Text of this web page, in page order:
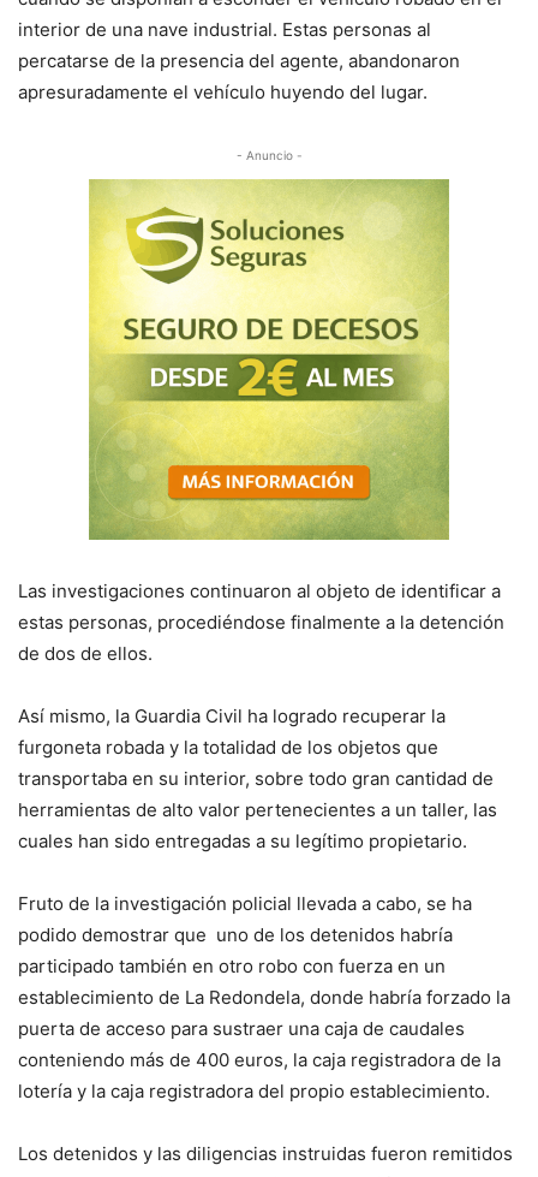
interior de una nave industrial. Estas personas al
percatarse de la presencia del agente, abandonaron
apresuradamente el vehículo huyendo del lugar.
- Anuncio -
Las investigaciones continuaron al objeto de identificar a
estas personas, procediéndose finalmente a la detención
de dos de ellos.
Así mismo, la Guardia Civil ha logrado recuperar la
furgoneta robada y la totalidad de los objetos que
transportaba en su interior, sobre todo gran cantidad de
herramientas de alto valor pertenecientes a un taller, las
cuales han sido entregadas a su legítimo propietario.
Fruto de la investigación policial llevada a cabo, se ha
podido demostrar que uno de los detenidos habría
participado también en otro robo con fuerza en un
establecimiento de La Redondela, donde habría forzado la
puerta de acceso para sustraer una caja de caudales
conteniendo más de 400 euros, la caja registradora de la
lotería y la caja registradora del propio establecimiento.
Los detenidos y las diligencias instruidas fueron remitidos